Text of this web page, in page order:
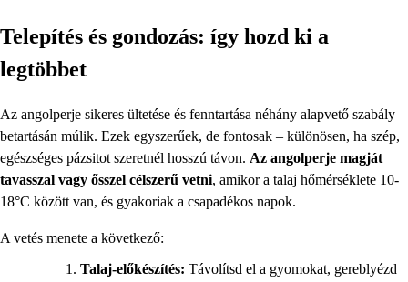
Telepítés és gondozás: így hozd ki a
legtöbbet
Az angolperje sikeres ültetése és fenntartása néhány alapvető szabály
betartásán múlik. Ezek egyszerűek, de fontosak – különösen, ha szép,
egészséges pázsitot szeretnél hosszú távon. Az angolperje magját
tavasszal vagy ősszel célszerű vetni, amikor a talaj hőmérséklete 10-
18°C között van, és gyakoriak a csapadékos napok.
A vetés menete a következő:
Talaj-előkészítés: Távolítsd el a gyomokat, gereblyézd